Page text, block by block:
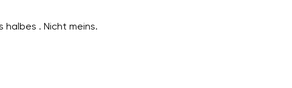
. Nicht meins.